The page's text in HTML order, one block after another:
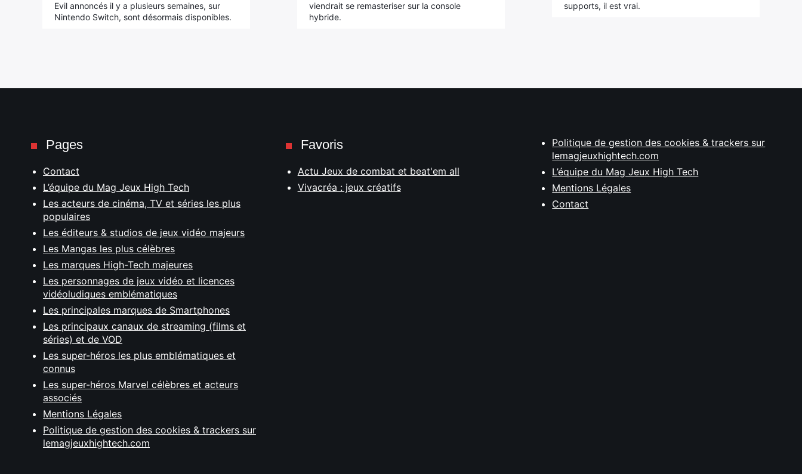
Evil annoncés il y a plusieurs semaines, sur
Nintendo Switch, sont désormais disponibles.
viendrait se remasteriser sur la console
hybride.
supports, il est vrai.
Pages
Contact
L’équipe du Mag Jeux High Tech
Les acteurs de cinéma, TV et séries les plus
populaires
Les éditeurs & studios de jeux vidéo majeurs
Les Mangas les plus célèbres
Les marques High-Tech majeures
Les personnages de jeux vidéo et licences
vidéoludiques emblématiques
Les principales marques de Smartphones
Les principaux canaux de streaming (films et
séries) et de VOD
Les super-héros les plus emblématiques et
connus
Les super-héros Marvel célèbres et acteurs
associés
Mentions Légales
Politique de gestion des cookies & trackers sur
lemagjeuxhightech.com
Favoris
Actu Jeux de combat et beat'em all
Vivacréa : jeux créatifs
Politique de gestion des cookies & trackers sur
lemagjeuxhightech.com
L’équipe du Mag Jeux High Tech
Mentions Légales
Contact